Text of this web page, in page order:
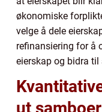
økonomiske
velge å dele
refinansiering for å
eierskap og bidra til